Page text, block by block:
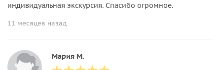
индивидуальная экскурсия. Спасибо огромное.
11 месяцев назад
Мария М.